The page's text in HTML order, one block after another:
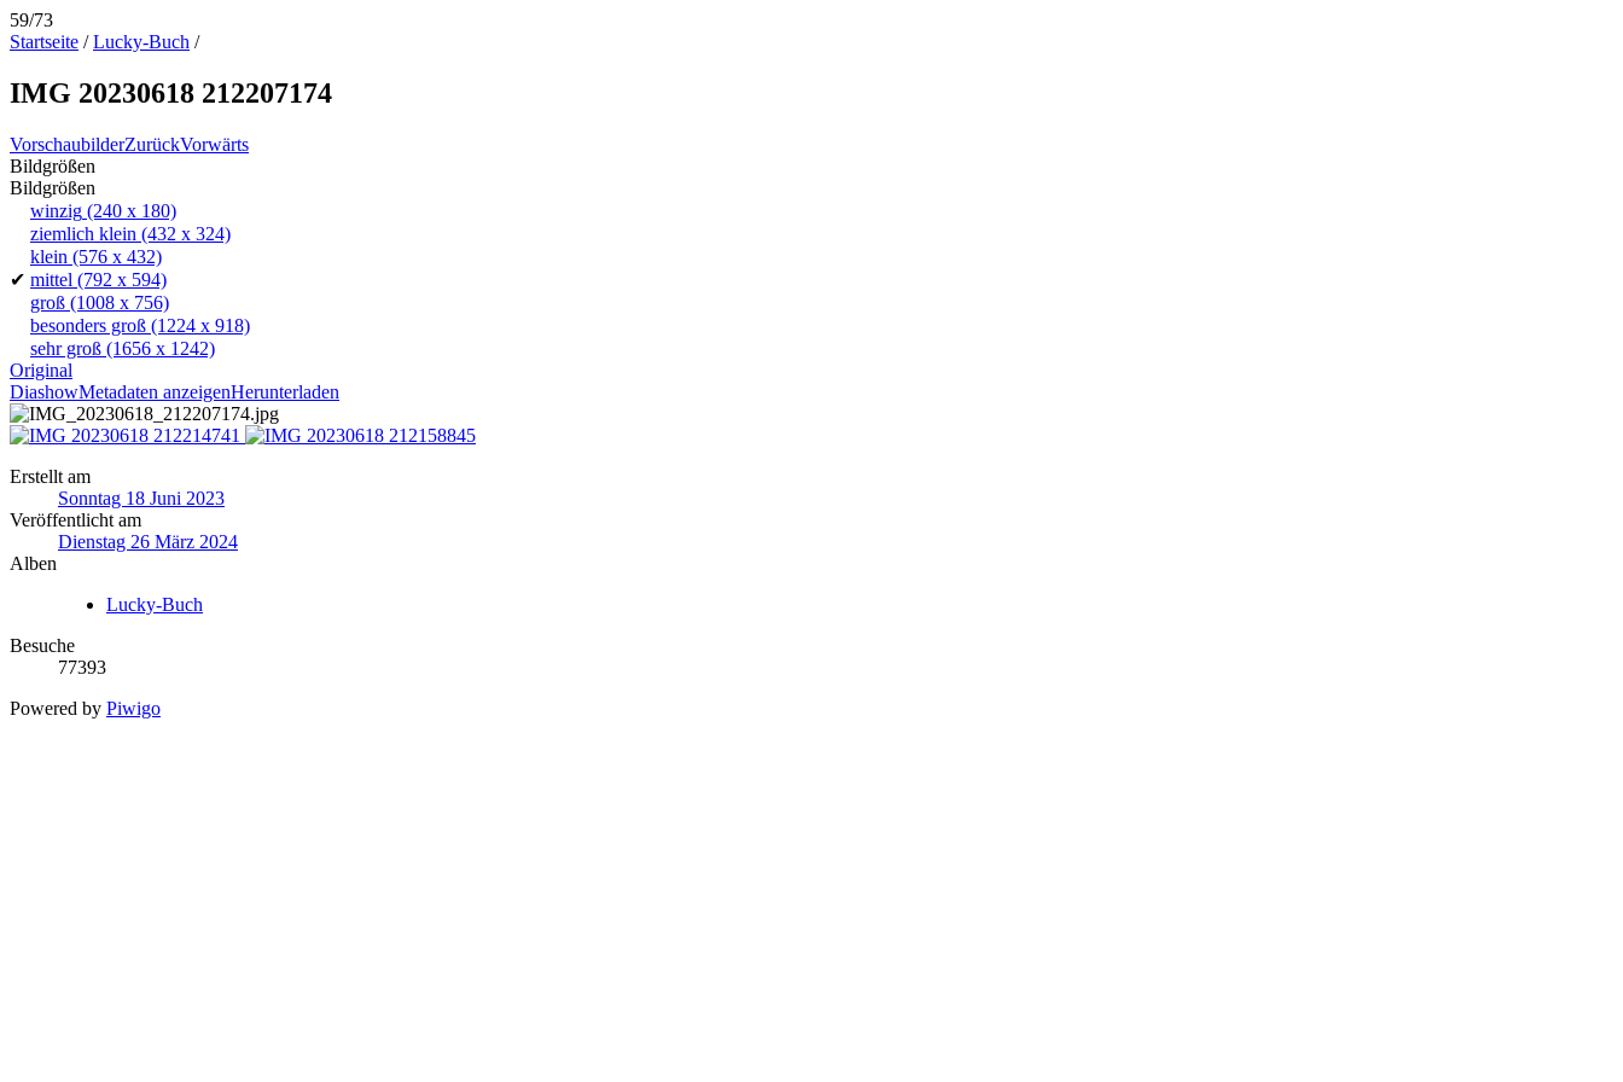
59/73
Startseite /Lucky-Buch /
IMG 20230618 212207174
VorschaubilderZurückVorwärts
Bildgrößen
Bildgrößen
winzig (240 x 180)
ziemlich klein (432 x 324)
klein (576 x 432)
✔ mittel (792 x 594)
groß (1008 x 756)
besonders groß (1224 x 918)
sehr groß (1656 x 1242)
Original
DiashowMetadaten anzeigenHerunterladen
Erstellt am
Sonntag 18 Juni 2023
Veröffentlicht am
Dienstag 26 März 2024
Alben
Lucky-Buch
Besuche
77393
Powered by Piwigo